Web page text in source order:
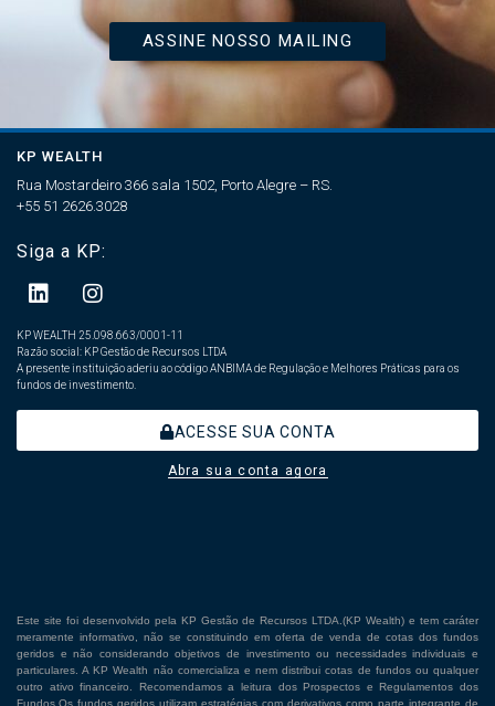
ASSINE NOSSO MAILING
KP WEALTH
Rua Mostardeiro 366 sala 1502, Porto Alegre – RS.
+55 51 2626.3028
Siga a KP:
KP WEALTH 25.098.663/0001-11
Razão social: KP Gestão de Recursos LTDA
A presente instituição aderiu ao código ANBIMA de Regulação e Melhores Práticas para os
fundos de investimento.
ACESSE SUA CONTA
Abra sua conta agora
Este site foi desenvolvido pela KP Gestão de Recursos LTDA.(KP Wealth) e tem caráter
meramente informativo, não se constituindo em oferta de venda de cotas dos fundos
geridos e não considerando objetivos de investimento ou necessidades individuais e
particulares. A KP Wealth não comercializa e nem distribui cotas de fundos ou qualquer
outro ativo financeiro. Recomendamos a leitura dos Prospectos e Regulamentos dos